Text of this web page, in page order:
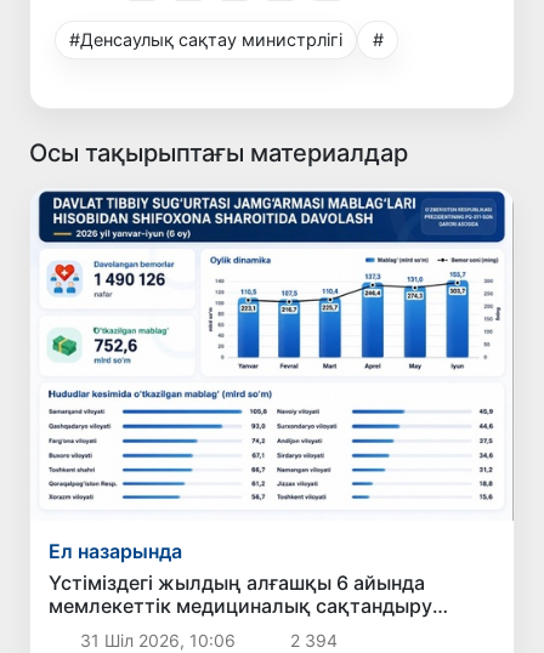
#Денсаулық сақтау министрлігі #
Осы тақырыптағы материалдар
Ел назарында
Үстіміздегі жылдың алғашқы 6 айында
мемлекеттік медициналық сақтандыру
есебінен 1 млн 490 мың 126 науқас емделді
31 Шіл 2026, 10:06 2 394